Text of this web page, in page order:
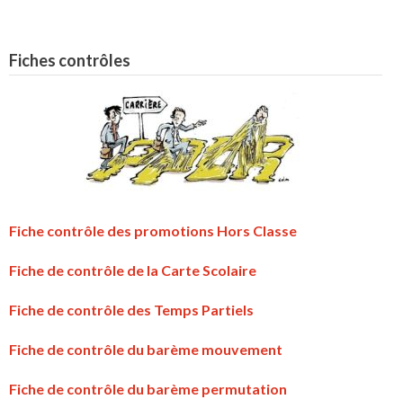
Fiches contrôles
Fiche contrôle des promotions Hors Classe
Fiche de contrôle de la Carte Scolaire
Fiche de contrôle des Temps Partiels
Fiche de contrôle du barème mouvement
Fiche de contrôle du barème permutation